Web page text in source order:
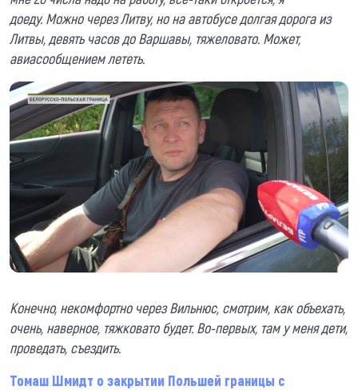
доеду. Можно через Литву, но на автобусе долгая дорога из
Литвы, девять часов до Варшавы, тяжеловато. Может,
авиасообщением лететь.
Конечно, некомфортно через Вильнюс, смотрим, как объехать,
очень, наверное, тяжковато будет. Во-первых, там у меня дети,
проведать, съездить.
Томаш Шмидт о закрытии Польшей границы с